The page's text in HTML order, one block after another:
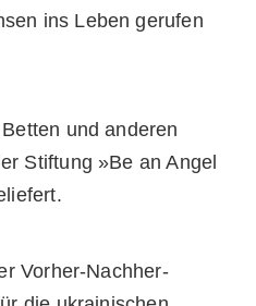
ins Leben gerufen
und anderen
Stiftung »Be an Angel
Vorher-Nachher-